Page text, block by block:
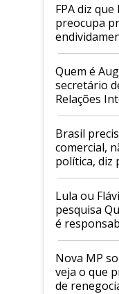
FPA diz
preocupa
Quem é
secretário
Relações
Mapa
Brasil
comercial,
política, diz
Faesp
Lula ou
pesquisa
é
tarifaço dos
Nova MP
veja o que
de